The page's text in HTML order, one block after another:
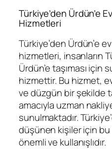
Türkiye’den Ürdün’e
Hizmetleri
Türkiye’den Ürdün’e
hizmetleri, insanların
Ürdün’e taşıması
hizmettir. Bu hizmet,
ve düzgün bir şekilde
amacıyla uzman
sunulmaktadır.
düşünen kişiler için
önemli ve kullanışlıdır.